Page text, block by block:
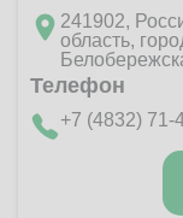
241902,
область,
Телефон
+7 (4832) 71-